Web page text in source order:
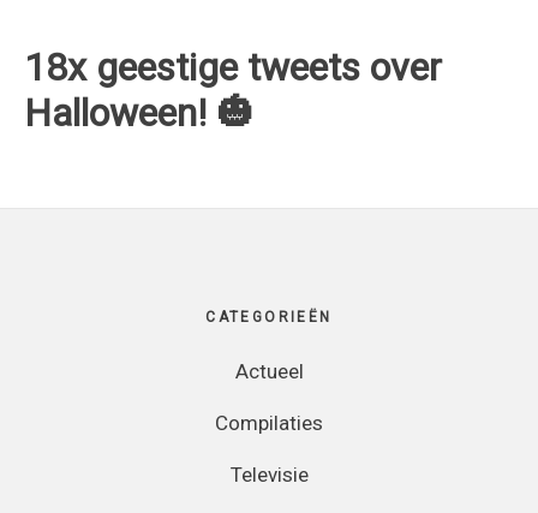
18x geestige tweets over
Halloween! 🎃
CATEGORIEËN
Actueel
Compilaties
Televisie